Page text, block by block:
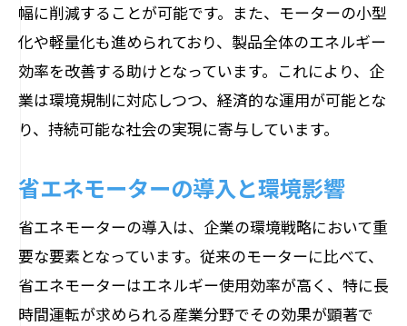
幅に削減することが可能です。また、モーターの小型
化や軽量化も進められており、製品全体のエネルギー
効率を改善する助けとなっています。これにより、企
業は環境規制に対応しつつ、経済的な運用が可能とな
り、持続可能な社会の実現に寄与しています。
省エネモーターの導入と環境影響
省エネモーターの導入は、企業の環境戦略において重
要な要素となっています。従来のモーターに比べて、
省エネモーターはエネルギー使用効率が高く、特に長
時間運転が求められる産業分野でその効果が顕著で